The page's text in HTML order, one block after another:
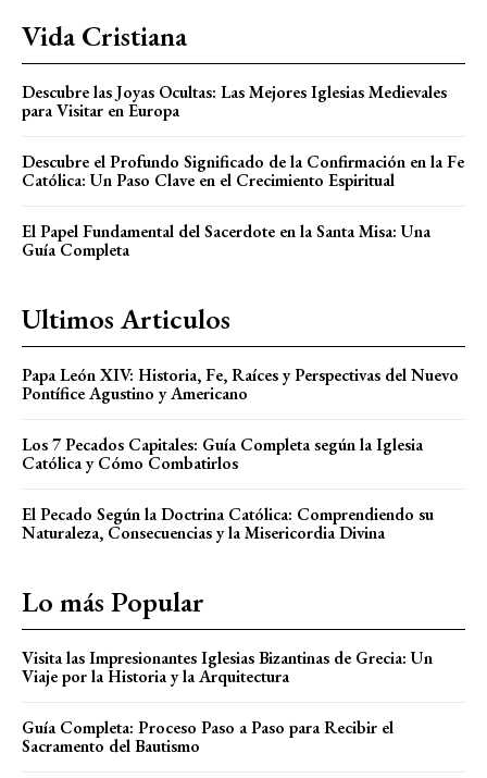
Vida Cristiana
Descubre las Joyas Ocultas: Las Mejores Iglesias Medievales
para Visitar en Europa
Descubre el Profundo Significado de la Confirmación en la Fe
Católica: Un Paso Clave en el Crecimiento Espiritual
El Papel Fundamental del Sacerdote en la Santa Misa: Una
Guía Completa
Ultimos Articulos
Papa León XIV: Historia, Fe, Raíces y Perspectivas del Nuevo
Pontífice Agustino y Americano
Los 7 Pecados Capitales: Guía Completa según la Iglesia
Católica y Cómo Combatirlos
El Pecado Según la Doctrina Católica: Comprendiendo su
Naturaleza, Consecuencias y la Misericordia Divina
Lo más Popular
Visita las Impresionantes Iglesias Bizantinas de Grecia: Un
Viaje por la Historia y la Arquitectura
Guía Completa: Proceso Paso a Paso para Recibir el
Sacramento del Bautismo